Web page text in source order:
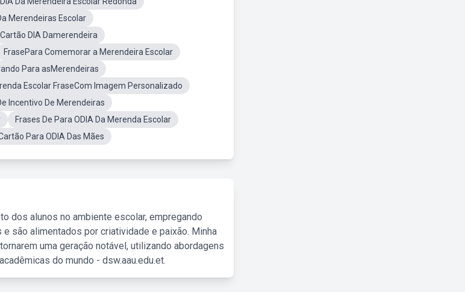
Merendeiras Escolar
DIA Damerendeira
FrasePara Comemorar a Merendeira Escolar
Para asMerendeiras
Escolar FraseCom Imagem Personalizado
Incentivo De Merendeiras
Frases De Para ODIA Da Merenda Escolar
Para ODIA Das Mães
dos alunos no ambiente escolar, empregando
são alimentados por criatividade e paixão. Minha
uma geração notável, utilizando abordagens
do mundo - dsw.aau.edu.et.